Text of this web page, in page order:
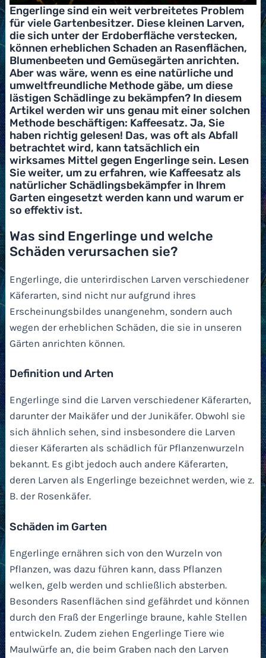
Engerlinge sind ein weit verbreitetes Problem
für viele Gartenbesitzer. Diese kleinen Larven,
die sich unter der Erdoberfläche verstecken,
können erheblichen Schaden an Rasenflächen,
Blumenbeeten und Gemüsegärten anrichten.
Aber was wäre, wenn es eine natürliche und
umweltfreundliche Methode gäbe, um diese
lästigen Schädlinge zu bekämpfen? In diesem
Artikel werden wir uns genau mit einer solchen
Methode beschäftigen: Kaffeesatz. Ja, Sie
haben richtig gelesen! Das, was oft als Abfall
betrachtet wird, kann tatsächlich ein
wirksames Mittel gegen Engerlinge sein. Lesen
Sie weiter, um zu erfahren, wie Kaffeesatz als
natürlicher Schädlingsbekämpfer in Ihrem
Garten eingesetzt werden kann und warum er
so effektiv ist.
Was sind Engerlinge und welche
Schäden verursachen sie?
Engerlinge, die unterirdischen Larven verschiedener
Käferarten, sind nicht nur aufgrund ihres
Erscheinungsbildes unangenehm, sondern auch
wegen der erheblichen Schäden, die sie in unseren
Gärten anrichten können.
Definition und Arten
Engerlinge sind die Larven verschiedener Käferarten,
darunter der Maikäfer und der Junikäfer. Obwohl sie
sich ähnlich sehen, sind insbesondere die Larven
dieser Käferarten als schädlich für Pflanzenwurzeln
bekannt. Es gibt jedoch auch andere Käferarten,
deren Larven als Engerlinge bezeichnet werden, wie z.
B. der Rosenkäfer.
Schäden im Garten
Engerlinge ernähren sich von den Wurzeln von
Pflanzen, was dazu führen kann, dass Pflanzen
welken, gelb werden und schließlich absterben.
Besonders Rasenflächen sind gefährdet und können
durch den Fraß der Engerlinge braune, kahle Stellen
entwickeln. Zudem ziehen Engerlinge Tiere wie
Maulwürfe an, die beim Graben nach den Larven